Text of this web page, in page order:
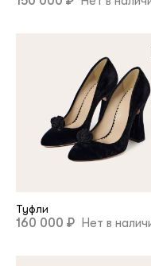
Туфли
160 000 ₽ Нет в